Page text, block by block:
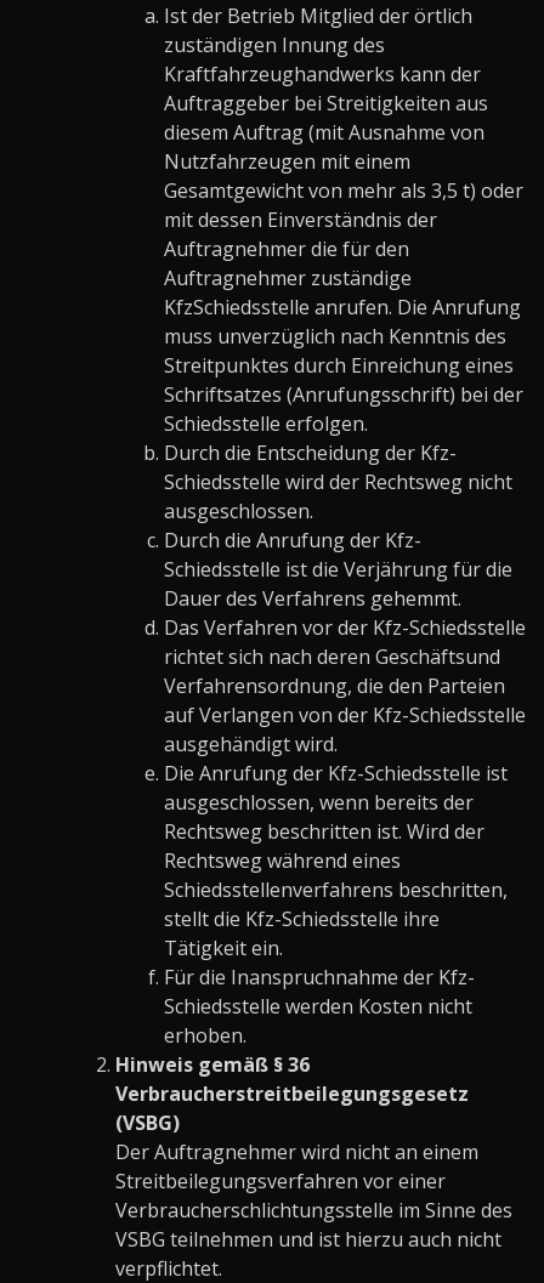
Ist der Betrieb Mitglied der örtlich
zuständigen Innung des
Kraftfahrzeughandwerks kann der
Auftraggeber bei Streitigkeiten aus
diesem Auftrag (mit Ausnahme von
Nutzfahrzeugen mit einem
Gesamtgewicht von mehr als 3,5 t) oder
mit dessen Einverständnis der
Auftragnehmer die für den
Auftragnehmer zuständige
KfzSchiedsstelle anrufen. Die Anrufung
muss unverzüglich nach Kenntnis des
Streitpunktes durch Einreichung eines
Schriftsatzes (Anrufungsschrift) bei der
Schiedsstelle erfolgen.
Durch die Entscheidung der Kfz-
Schiedsstelle wird der Rechtsweg nicht
ausgeschlossen.
Durch die Anrufung der Kfz-
Schiedsstelle ist die Verjährung für die
Dauer des Verfahrens gehemmt.
Das Verfahren vor der Kfz-Schiedsstelle
richtet sich nach deren Geschäftsund
Verfahrensordnung, die den Parteien
auf Verlangen von der Kfz-Schiedsstelle
ausgehändigt wird.
Die Anrufung der Kfz-Schiedsstelle ist
ausgeschlossen, wenn bereits der
Rechtsweg beschritten ist. Wird der
Rechtsweg während eines
Schiedsstellenverfahrens beschritten,
stellt die Kfz-Schiedsstelle ihre
Tätigkeit ein.
Für die Inanspruchnahme der Kfz-
Schiedsstelle werden Kosten nicht
erhoben.
Hinweis gemäß § 36
Verbraucherstreitbeilegungsgesetz
(VSBG)
Der Auftragnehmer wird nicht an einem
Streitbeilegungsverfahren vor einer
Verbraucherschlichtungsstelle im Sinne des
VSBG teilnehmen und ist hierzu auch nicht
verpflichtet.